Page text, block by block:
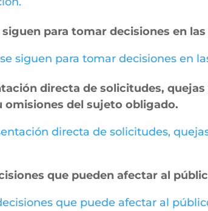
para tomar decisiones en
siguen para tomar decisiones en
directa de solicitudes,
omisiones del sujeto obligado.
directa de solicitudes,
que pueden afectar al
que puede afectar al